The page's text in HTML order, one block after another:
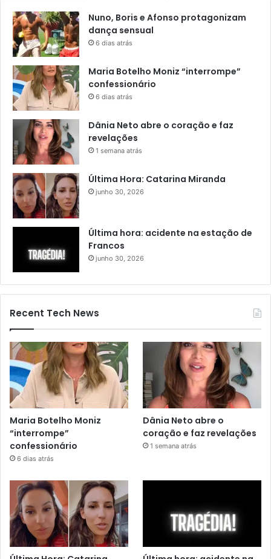
Nuno, Boris e Afonso protagonizam
dança sensual
6 dias atrás
Maria Botelho Moniz “interrompe”
confessionário
6 dias atrás
Dânia Neto abre o coração e faz
revelações
1 semana atrás
Última Hora: Catarina Miranda
junho 30, 2026
Última hora: acidente na estação de
Francos
junho 30, 2026
Recent Tech News
Maria Botelho Moniz
“interrompe”
confessionário
6 dias atrás
Dânia Neto abre o
coração e faz revelações
1 semana atrás